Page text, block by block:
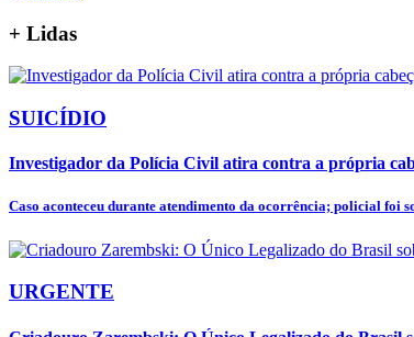
+ Lidas
SUICÍDIO
Investigador da Polícia Civil atira contra a própria
Caso aconteceu durante atendimento da ocorrência; policial foi
URGENTE